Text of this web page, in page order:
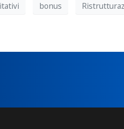
bonus